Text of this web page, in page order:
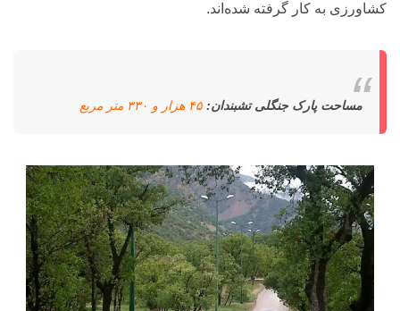
کشاورزی به کار گرفته شده‌اند.
مساحت پارک جنگلی تشبندان: ۴۵ هزار و ۳۳۰ متر مربع